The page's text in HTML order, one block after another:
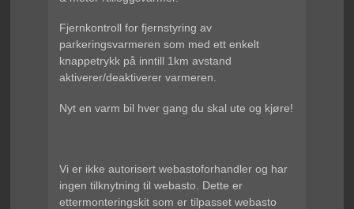
Fjernkontroll for fjernstyring av
parkeringsvarmeren som med ett enkelt
knappetrykk på inntill 1km avstand
aktiverer/deaktiverer varmeren.
Nyt en varm bil hver gang du skal ute og kjøre!
Vi er ikke autorisert webastoforhandler og har
ingen tilknytning til webasto. Dette er
ettermonteringskit som er tilpasset webasto